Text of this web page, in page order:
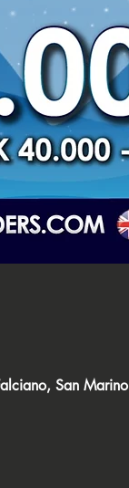
San Marino